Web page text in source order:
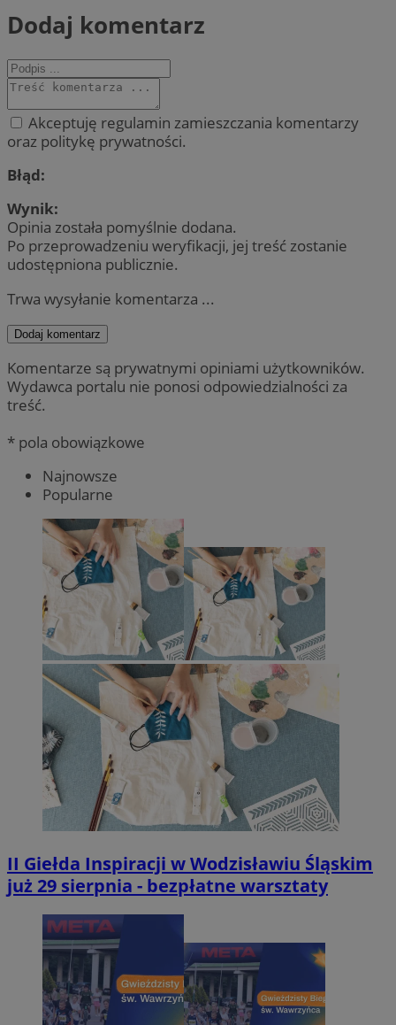
Dodaj komentarz
Akceptuję regulamin zamieszczania komentarzy
oraz politykę prywatności.
Błąd:
Wynik:
Opinia została pomyślnie dodana.
Po przeprowadzeniu weryfikacji, jej treść zostanie
udostępniona publicznie.
Trwa wysyłanie komentarza ...
Dodaj komentarz
Komentarze są prywatnymi opiniami użytkowników.
Wydawca portalu nie ponosi odpowiedzialności za
treść.
* pola obowiązkowe
Najnowsze
Popularne
II Giełda Inspiracji w Wodzisławiu Śląskim
już 29 sierpnia - bezpłatne warsztaty